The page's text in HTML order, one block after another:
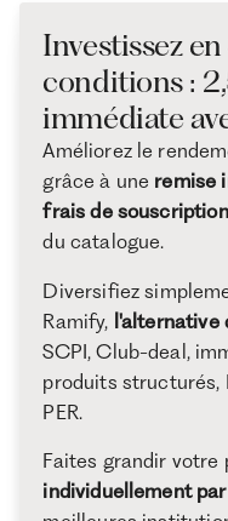
Investissez
conditions :
immédiate
Améliorez le
grâce à une remise
frais de souscription
du catalogue.
Diversifiez
Ramify, l'alternative
SCPI, Club-deal,
produits structurés,
PER.
Faites grandir
individuellement